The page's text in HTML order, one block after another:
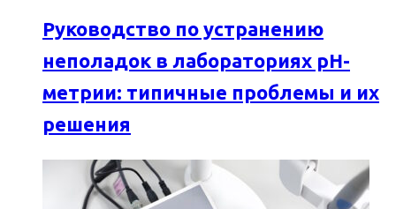
Руководство по устранению
неполадок в лабораториях pH-
метрии: типичные проблемы и их
решения